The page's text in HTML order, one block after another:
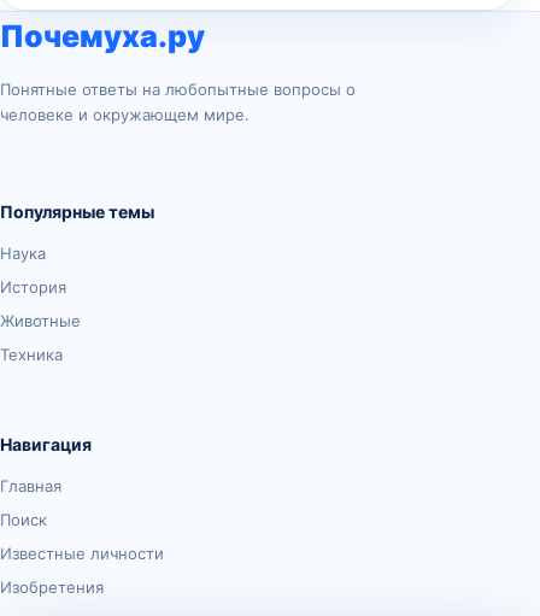
Почемуха.ру
Понятные ответы на любопытные вопросы о
человеке и окружающем мире.
Популярные темы
Наука
История
Животные
Техника
Навигация
Главная
Поиск
Известные личности
Изобретения